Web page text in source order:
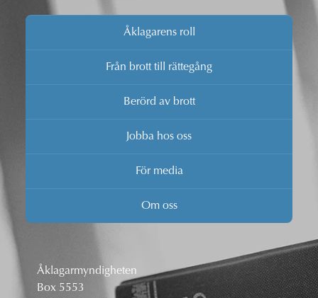
Åklagarens roll
Från brott till rättegång
Berörd av brott
Jobba hos oss
För media
Om oss
Åklagarmyndigheten
Box 5553